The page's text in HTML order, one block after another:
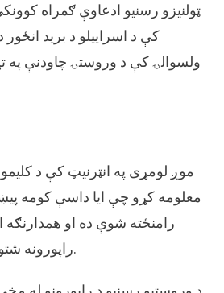
ټولنیزو رسنیو ادعاوې ګمراه
کې د اسراییلو د برید
ولسوالۍ کې د وروستۍ چاودنې
موږ لومړی په انټرنیټ کې د
معلومه کړو چې ایا داسې کومه
رامنځته شوې ده او همدارنګه
راپورونه شتون لري چې دا تاییدوي.